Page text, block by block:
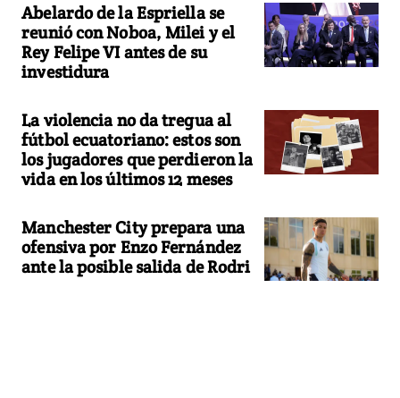
Abelardo de la Espriella se
reunió con Noboa, Milei y el
Rey Felipe VI antes de su
investidura
La violencia no da tregua al
fútbol ecuatoriano: estos son
los jugadores que perdieron la
vida en los últimos 12 meses
Manchester City prepara una
ofensiva por Enzo Fernández
ante la posible salida de Rodri